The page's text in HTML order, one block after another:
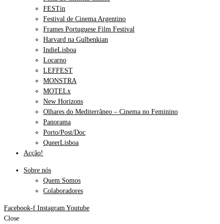
FESTin
Festival de Cinema Argentino
Frames Portuguese Film Festival
Harvard na Gulbenkian
IndieLisboa
Locarno
LEFFEST
MONSTRA
MOTELx
New Horizons
Olhares do Mediterrâneo – Cinema no Feminino
Panorama
Porto/Post/Doc
QueerLisboa
Acção!
Sobre nós
Quem Somos
Colaboradores
Facebook-f Instagram Youtube
Close